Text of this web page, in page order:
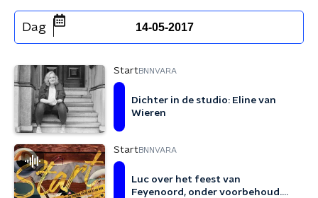
Dag 14-05-2017
StartBNNVARA
Dichter in de studio: Eline van
Wieren
StartBNNVARA
Luc over het feest van
Feyenoord, onder voorbehoud....